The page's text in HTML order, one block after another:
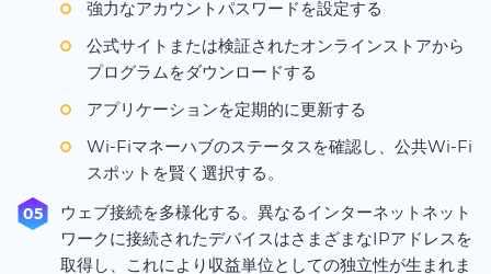
強力なアカウントパスワードを設定する
公式サイトまたは検証されたオンラインストアから
プログラムをダウンロードする
アプリケーションを定期的に更新する
Wi-Fiマネーハブのステータスを確認し、公共Wi-Fi
スポットを賢く選択する。
ウェブ接続を多様化する。異なるインターネットネット
ワークに接続されたデバイスはさまざまなIPアドレスを
取得し、これにより収益単位としての独立性が生まれま